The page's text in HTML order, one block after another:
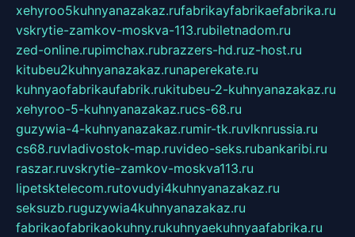
xehyroo5kuhnyanazakaz.rufabrikayfabrikaefabrika.ru
vskrytie-zamkov-moskva-113.rubiletnadom.ru
zed-online.rupimchax.rubrazzers-hd.ruz-host.ru
kitubeu2kuhnyanazakaz.runaperekate.ru
kuhnyaofabrikaufabrik.rukitubeu-2-kuhnyanazakaz.ru
xehyroo-5-kuhnyanazakaz.rucs-68.ru
guzywia-4-kuhnyanazakaz.rumir-tk.ruvlknrussia.ru
cs68.ruvladivostok-map.ruvideo-seks.rubankaribi.ru
raszar.ruvskrytie-zamkov-moskva113.ru
lipetsktelecom.rutovudyi4kuhnyanazakaz.ru
seksuzb.ruguzywia4kuhnyanazakaz.ru
fabrikaofabrikaokuhny.rukuhnyaekuhnyaafabrika.ru